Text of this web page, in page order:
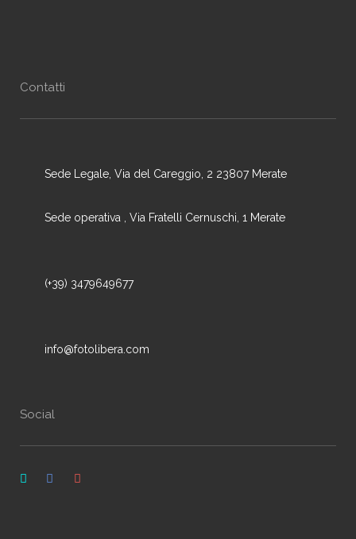
Contatti
Sede Legale, Via del Careggio, 2 23807 Merate
Sede operativa , Via Fratelli Cernuschi, 1 Merate
(+39) 3479649677
info@fotolibera.com
Social